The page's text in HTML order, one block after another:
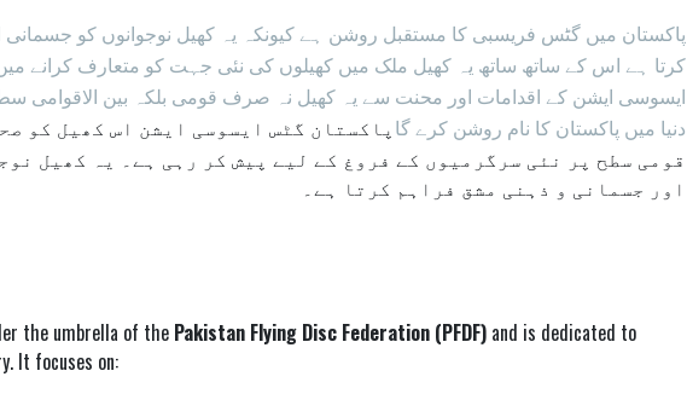
پاکستان میں گٹس فریسبی کا مستقبل روشن ہے کیونکہ یہ کھیل نوجوانوں کو جسمانی
کرتا ہے اس کے ساتھ ساتھ یہ کھیل ملک میں کھیلوں کی نئی جہت کو متعارف کرانے
ایسوسی ایشن کے اقدامات اور محنت سے یہ کھیل نہ صرف قومی بلکہ بین الاقوامی
دنیا میں پاکستان کا نام روشن کرے گا پاکستان گٹس ایسوسی ایشن اس کھیل کو
قومی سطح پر نئی سرگرمیوں کے فروغ کے لیے پیش کر رہی ہے۔ یہ کھیل
اور جسمانی و ذہنی مشق فراہم کرتا ہے۔
the umbrella of the Pakistan Flying Disc Federation (PFDF) and is dedicated to
It focuses on: